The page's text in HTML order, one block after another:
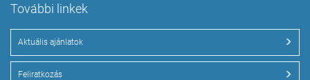
További linkek
Aktuális ajánlatok
Feliratkozás